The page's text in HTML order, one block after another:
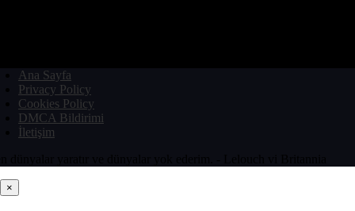
Ana Sayfa
Privacy Policy
Cookies Policy
DMCA Bildirimi
İletişim
×